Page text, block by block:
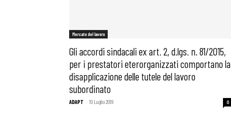
Mercato del lavoro
Gli accordi sindacali ex art. 2, d.lgs. n. 81/2015,
per i prestatori eterorganizzati comportano la
disapplicazione delle tutele del lavoro
subordinato
ADAPT - 10 Luglio 2019 0